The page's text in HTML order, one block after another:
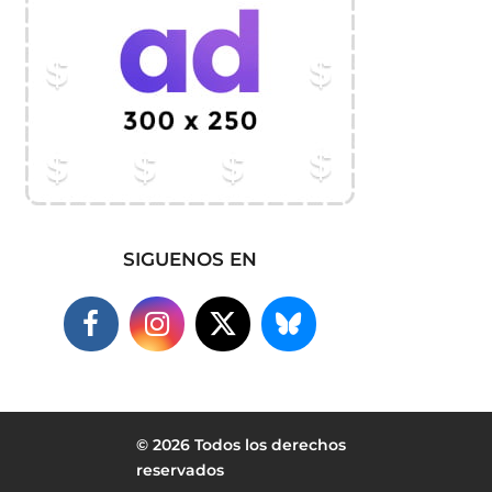
SIGUENOS EN
© 2026 Todos los derechos
reservados